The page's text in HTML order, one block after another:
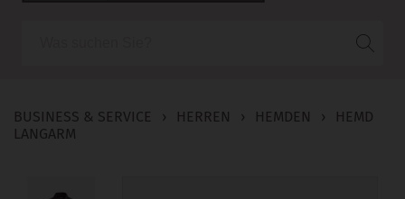
BUSINESS & SERVICE › HERREN › HEMDEN ›
HEMD
LANGARM